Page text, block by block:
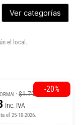
Ver categorías
el local.
$1.79
Inc. IVA
el 25-10-2026.
-20%